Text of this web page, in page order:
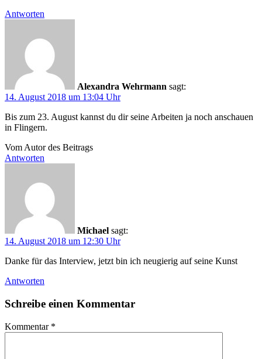
Antworten
Alexandra Wehrmann sagt:
14. August 2018 um 13:04 Uhr
Bis zum 23. August kannst du dir seine Arbeiten ja noch anschauen
in Flingern.
Vom Autor des Beitrags
Antworten
Michael sagt:
14. August 2018 um 12:30 Uhr
Danke für das Interview, jetzt bin ich neugierig auf seine Kunst
Antworten
Schreibe einen Kommentar
Kommentar *